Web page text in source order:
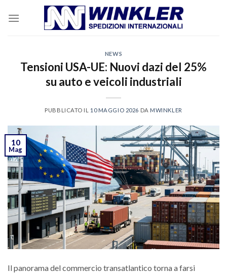
NEWS
Tensioni USA-UE: Nuovi dazi del 25%
su auto e veicoli industriali
PUBBLICATO IL 10 MAGGIO 2026 DA MWINKLER
10
Mag
Il panorama del commercio transatlantico torna a farsi